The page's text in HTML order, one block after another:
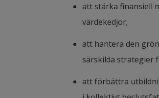
att stärka finansiell
värdekedjor;
att hantera den
särskilda strategier
att förbättra